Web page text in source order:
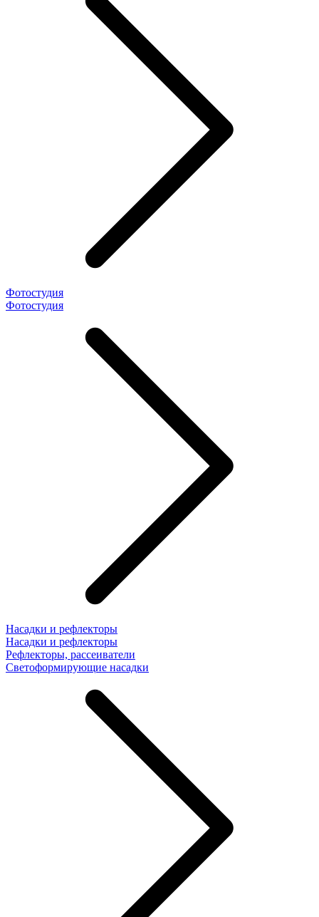
Фотостудия
Фотостудия
Насадки и рефлекторы
Насадки и рефлекторы
Рефлекторы, рассеиватели
Светоформирующие насадки